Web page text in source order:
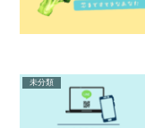
未分類